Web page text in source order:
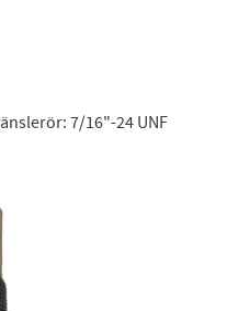
7/16"-24 UNF